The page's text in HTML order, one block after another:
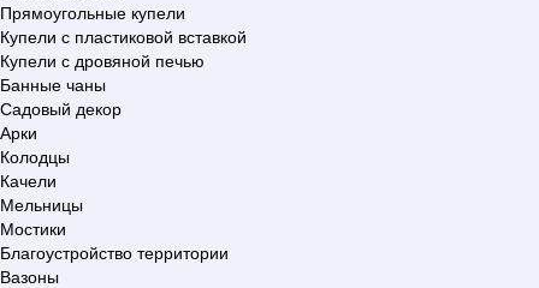
Прямоугольные купели
Купели с пластиковой вставкой
Купели с дровяной печью
Банные чаны
Садовый декор
Арки
Колодцы
Качели
Мельницы
Мостики
Благоустройство территории
Вазоны